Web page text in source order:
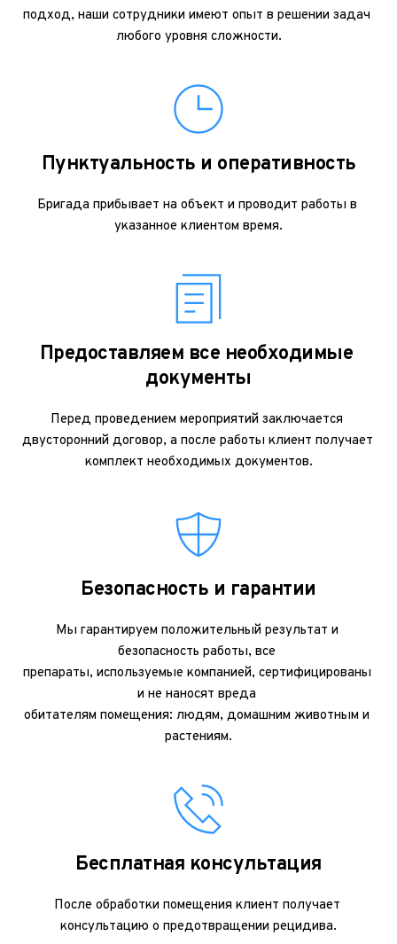
подход, наши сотрудники имеют опыт в решении задач
любого уровня сложности.
Пунктуальность и оперативность
Бригада прибывает на объект и проводит работы в
указанное клиентом время.
Предоставляем все необходимые
документы
Перед проведением мероприятий заключается
двусторонний договор, а после работы клиент получает
комплект необходимых документов.
Безопасность и гарантии
Мы гарантируем положительный результат и
безопасность работы, все
препараты, используемые компанией, сертифицированы
и не наносят вреда
обитателям помещения: людям, домашним животным и
растениям.
Бесплатная консультация
После обработки помещения клиент получает
консультацию о предотвращении рецидива.